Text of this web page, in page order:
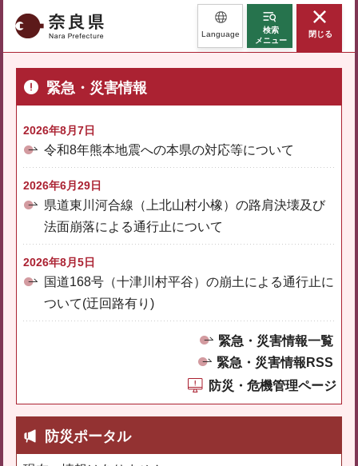
奈良県 Language
検索
メニュー
閉じる
緊急・災害情報
2026年8月7日
令和8年熊本地震への本県の対応等について
2026年6月29日
県道東川河合線（上北山村小橡）の路肩決壊及び
法面崩落による通行止について
2026年8月5日
国道168号（十津川村平谷）の崩土による通行止に
ついて(迂回路有り)
緊急・災害情報一覧
緊急・災害情報RSS
防災・危機管理ページ
防災ポータル